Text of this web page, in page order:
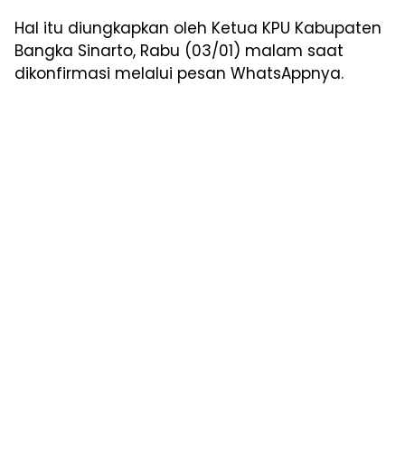
Hal itu diungkapkan oleh Ketua KPU Kabupaten
Bangka Sinarto, Rabu (03/01) malam saat
dikonfirmasi melalui pesan WhatsAppnya.